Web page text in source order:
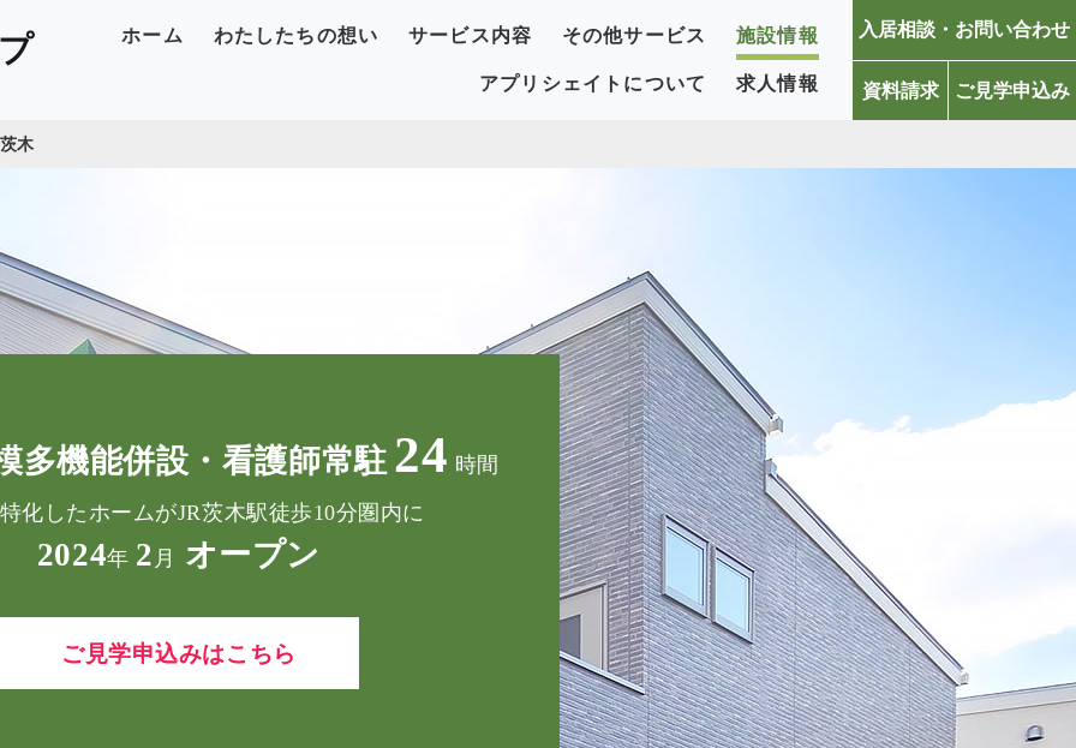
ホーム わたしたちの想い サービス内容 その他サービス 施設情報
アプリシェイトについて 求人情報
入居相談・お問い合わせ
資料請求 ご見学申込み
木
多機能併設・看護師常駐 24 時間
化したホームがJR茨木駅徒歩10分圏内に
2024年 2 月 オープン
ご見学申込みはこちら